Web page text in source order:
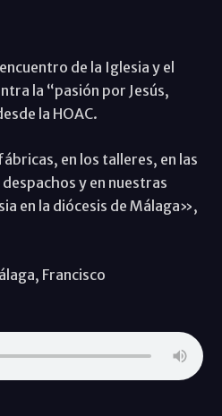
de la Iglesia y el
la “pasión por Jesús,
la HOAC.
en los talleres, en las
y en nuestras
en la diócesis de Málaga»,
Francisco